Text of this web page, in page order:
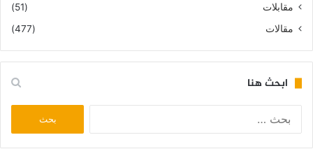
مقابلات
(51)
مقالات
(477)
ابحث هنا